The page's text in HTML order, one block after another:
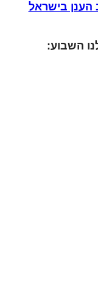
בישראל
השבוע: